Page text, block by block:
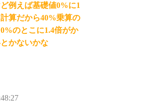
例えば基礎値0%に1
算だから40%乗算の
のとこに1.4倍がか
かないかな